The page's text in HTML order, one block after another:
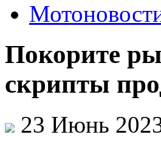
Покорите
скрипты
23 Июнь